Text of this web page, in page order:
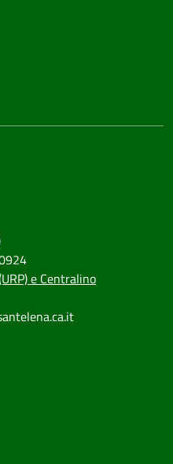
e Centralino